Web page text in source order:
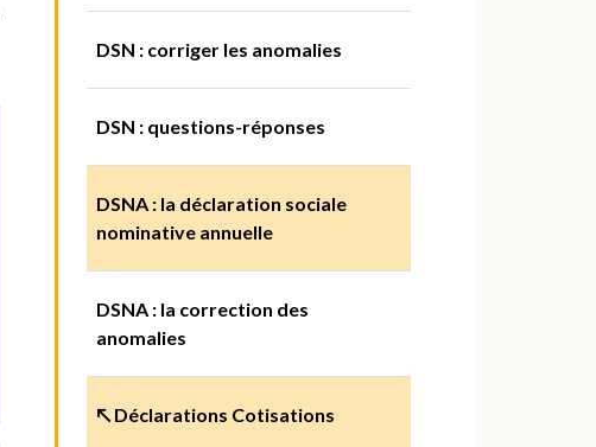
DSN : corriger les anomalies
DSN : questions-réponses
DSNA : la déclaration sociale
nominative annuelle
DSNA : la correction des
anomalies
↖ Déclarations Cotisations